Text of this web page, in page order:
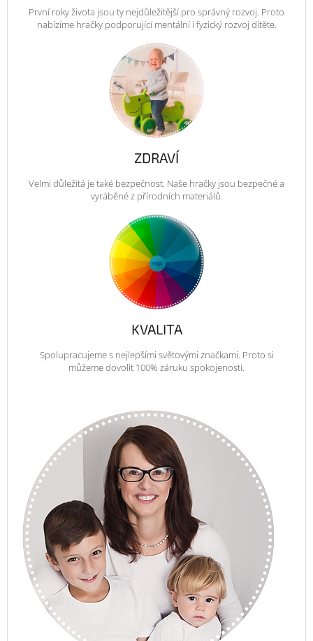
První roky života jsou ty nejdůležitější pro správný rozvoj. Proto
nabízíme hračky podporující mentální i fyzický rozvoj dítěte.
ZDRAVÍ
Velmi důležitá je také bezpečnost. Naše hračky jsou bezpečné a
vyráběné z přírodních materiálů.
KVALITA
Spolupracujeme s nejlepšími světovými značkami. Proto si
můžeme dovolit 100% záruku spokojenosti.